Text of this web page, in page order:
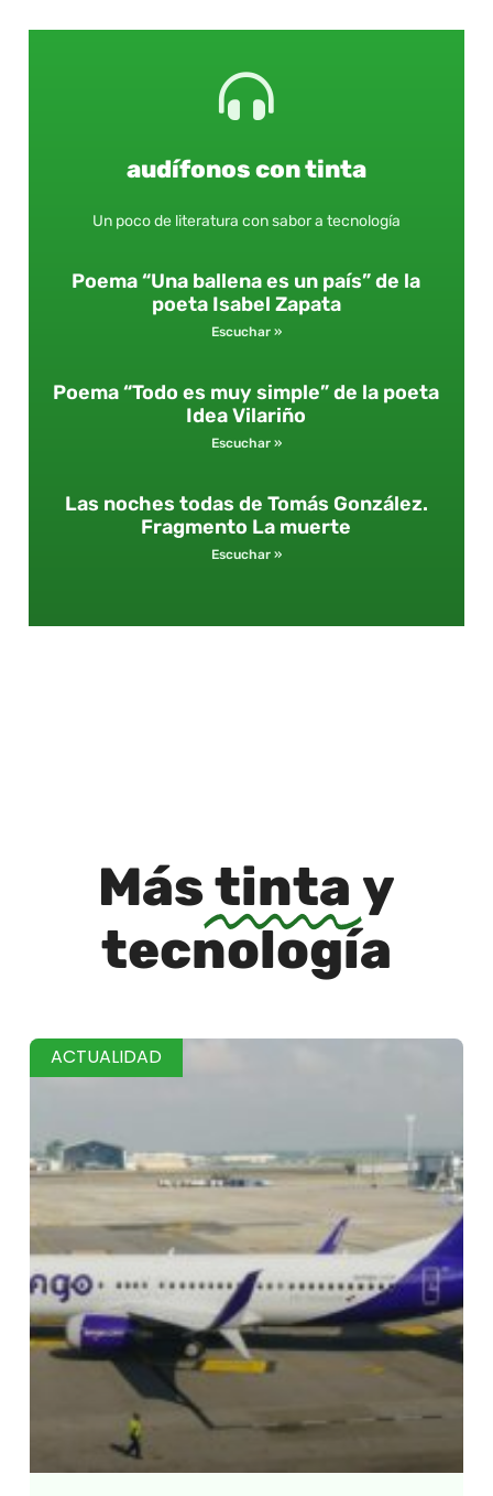
audífonos con tinta
Un poco de literatura con sabor a tecnología
Poema “Una ballena es un país” de la
poeta Isabel Zapata
Escuchar »
Poema “Todo es muy simple” de la poeta
Idea Vilariño
Escuchar »
Las noches todas de Tomás González.
Fragmento La muerte
Escuchar »
Mástinta y
tecnología
ACTUALIDAD